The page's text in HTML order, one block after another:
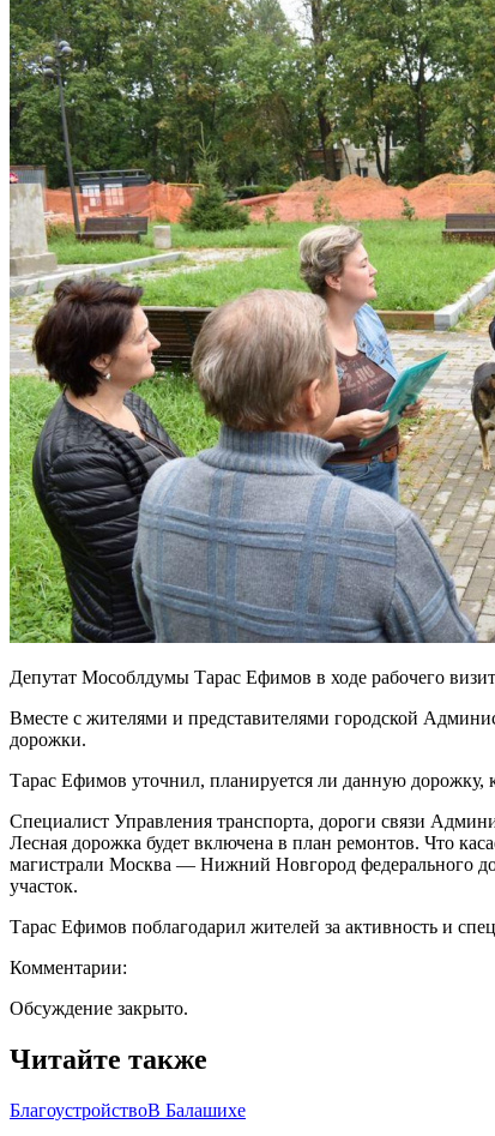
Депутат Мособлдумы Тарас Ефимов в ходе рабочего
Вместе с жителями и представителями городской
дорожки.
Тарас Ефимов уточнил, планируется ли данную дорожку,
Специалист Управления транспорта, дороги связи
Лесная дорожка будет включена в план ремонтов. Что
магистрали Москва — Нижний Новгород федерального
участок.
Тарас Ефимов поблагодарил жителей за активность и
Комментарии:
Обсуждение закрыто.
Читайте также
БлагоустройствоВ Балашихе